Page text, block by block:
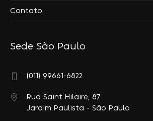
Contato
Sede São Paulo
(011) 99661-6822
Rua Saint Hilaire, 87
Jardim Paulista - São Paulo